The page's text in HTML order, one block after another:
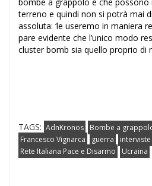
terreno e quindi non si potrà mai
assoluta: ‘le useremo in maniera
pare evidente che l’unico modo
cluster bomb sia quello proprio di
TAGS: AdnKronos Bombe a
Francesco Vignarca
guerra interviste
Rete Italiana Pace e Disarmo
Ucraina